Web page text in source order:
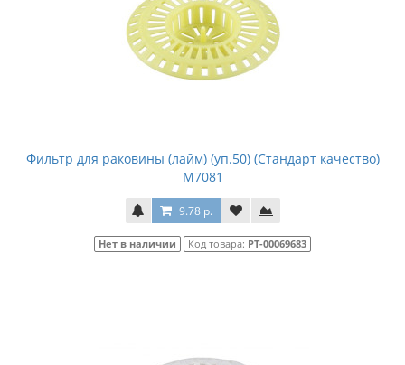
Фильтр для раковины (лайм) (уп.50) (Стандарт качество)
М7081
9.78 р.
Нет в наличии Код товара: РТ-00069683